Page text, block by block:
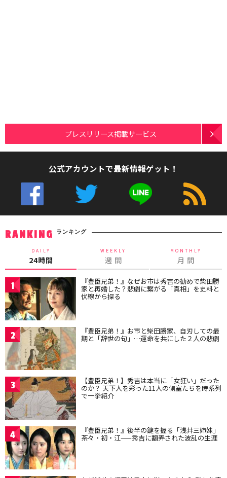
プレスリリース掲載サービス
公式アカウントで最新情報ゲット！
RANKING ランキング
DAILY
24時間
WEEKLY
週 間
MONTHLY
月 間
1 『豊臣兄弟！』なぜお市は秀吉の勧めで柴田勝
家と再婚した？悲劇に繋がる「真相」を史料と
伏線から探る
2 『豊臣兄弟！』お市と柴田勝家、自刃しての最
期と「辞世の句」…運命を共にした２人の悲劇
3 【豊臣兄弟！】秀吉は本当に「女狂い」だった
のか？ 天下人を彩った11人の側室たちを時系列
で一挙紹介
4 『豊臣兄弟！』後半の鍵を握る「浅井三姉妹」
茶々・初・江——秀吉に翻弄された波乱の生涯